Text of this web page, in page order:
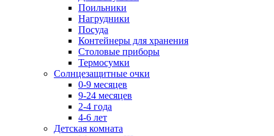
Поильники
Нагрудники
Посуда
Контейнеры для хранения
Столовые приборы
Термосумки
Солнцезащитные очки
0-9 месяцев
9-24 месяцев
2-4 года
4-6 лет
Детская комната